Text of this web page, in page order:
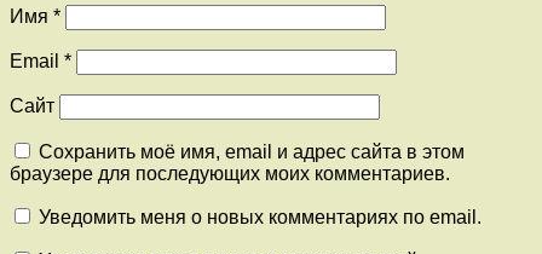
Имя *
Email *
Сайт
Сохранить моё имя, email и адрес сайта в этом
браузере для последующих моих комментариев.
Уведомить меня о новых комментариях по email.